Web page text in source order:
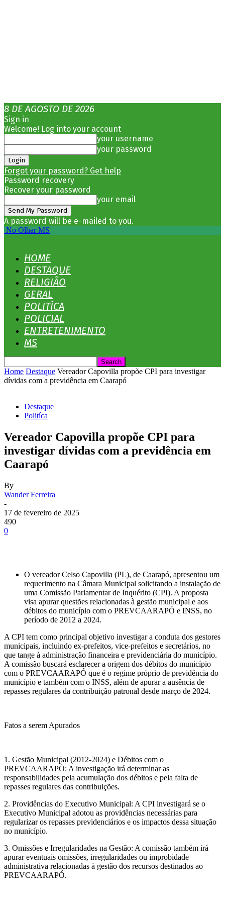
8 DE AGOSTO DE 2026
Sign in
Welcome! Log into your account
your username
your password
Forgot your password? Get help
Password recovery
Recover your password
your email
A password will be e-mailed to you.
No Olhar MS
HOME
DESTAQUE
RELIGIÃO
GERAL
POLITÍCA
POLICIAL
ENTRETENIMENTO
MS
Home Destaque Vereador Capovilla propõe CPI para investigar
dívidas com a previdência em Caarapó
Destaque
Politíca
Vereador Capovilla propõe CPI para
investigar dívidas com a previdência em
Caarapó
By
Wander Ferreira
-
17 de fevereiro de 2025
490
0
O vereador Celso Capovilla (PL), de Caarapó, apresentou um
requerimento na Câmara Municipal solicitando a instalação de
uma Comissão Parlamentar de Inquérito (CPI). A proposta
visa apurar questões relacionadas à gestão municipal e aos
débitos do município com o PREVCAARAPÓ e INSS, no
período de 2012 a 2024.
A CPI tem como principal objetivo investigar a conduta dos gestores
municipais, incluindo ex-prefeitos, vice-prefeitos e secretários, no
que tange à administração financeira e previdenciária do município.
A comissão buscará esclarecer a origem dos débitos do município
com o PREVCAARAPÓ que é o regime próprio de previdência do
município e também com o INSS, além de apurar a ausência de
repasses regulares da contribuição patronal desde março de 2024.
Fatos a serem Apurados
1. Gestão Municipal (2012-2024) e Débitos com o
PREVCAARAPÓ: A investigação irá determinar as
responsabilidades pela acumulação dos débitos e pela falta de
repasses regulares das contribuições.
2. Providências do Executivo Municipal: A CPI investigará se o
Executivo Municipal adotou as providências necessárias para
regularizar os repasses previdenciários e os impactos dessa situação
no município.
3. Omissões e Irregularidades na Gestão: A comissão também irá
apurar eventuais omissões, irregularidades ou improbidade
administrativa relacionadas à gestão dos recursos destinados ao
PREVCAARAPÓ.